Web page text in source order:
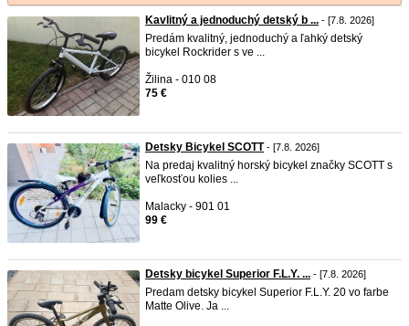
Kavlitný a jednoduchý detský b ... - [7.8. 2026]
Predám kvalitný, jednoduchý a ľahký detský
bicykel Rockrider s ve ...
Žilina - 010 08
75 €
Detsky Bicykel SCOTT- [7.8. 2026]
Na predaj kvalitný horský bicykel značky SCOTT s
veľkosťou kolies ...
Malacky - 901 01
99 €
Detsky bicykel Superior F.L.Y. ... - [7.8. 2026]
Predam detsky bicykel Superior F.L.Y. 20 vo farbe
Matte Olive. Ja ...